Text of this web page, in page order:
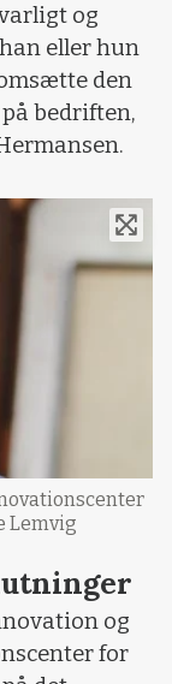
og
eller hun
den
bedriften,
Lemvig
og
for